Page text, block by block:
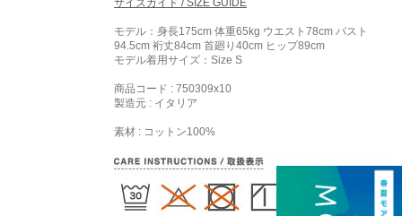
サイズガイド / SIZE GUIDE
モデル：身長175cm 体重65kg ウエスト78cm バスト
94.5cm 裄丈84cm 首廻り40cm ヒップ89cm
モデル着用サイズ： Size S
商品コード : 750309x10
製造元 : イタリア
素材 : コットン100%